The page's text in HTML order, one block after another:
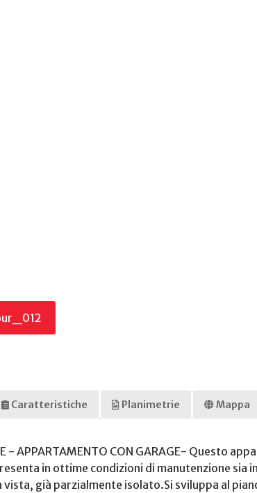
Caratteristiche Planimetrie Mappa
- APPARTAMENTO CON GARAGE- Questo
in ottime condizioni di manutenzione sia
già parzialmente isolato.Si sviluppa al